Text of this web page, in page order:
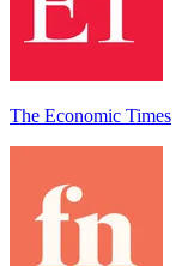
The Economic Times